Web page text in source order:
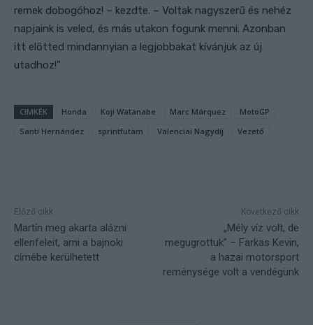
remek dobogóhoz! – kezdte. – Voltak nagyszerű és nehéz
napjaink is veled, és más utakon fogunk menni. Azonban
itt előtted mindannyian a legjobbakat kívánjuk az új
utadhoz!”
CIMKÉK Honda Koji Watanabe Marc Márquez
MotoGP
Santi Hernández
sprintfutam Valenciai Nagydíj Vezető
Előző cikk
Martín meg akarta alázni
ellenfeleit, ami a bajnoki
címébe kerülhetett
Következő cikk
„Mély víz volt, de
megugrottuk” – Farkas Kevin,
a hazai motorsport
reménysége volt a vendégünk